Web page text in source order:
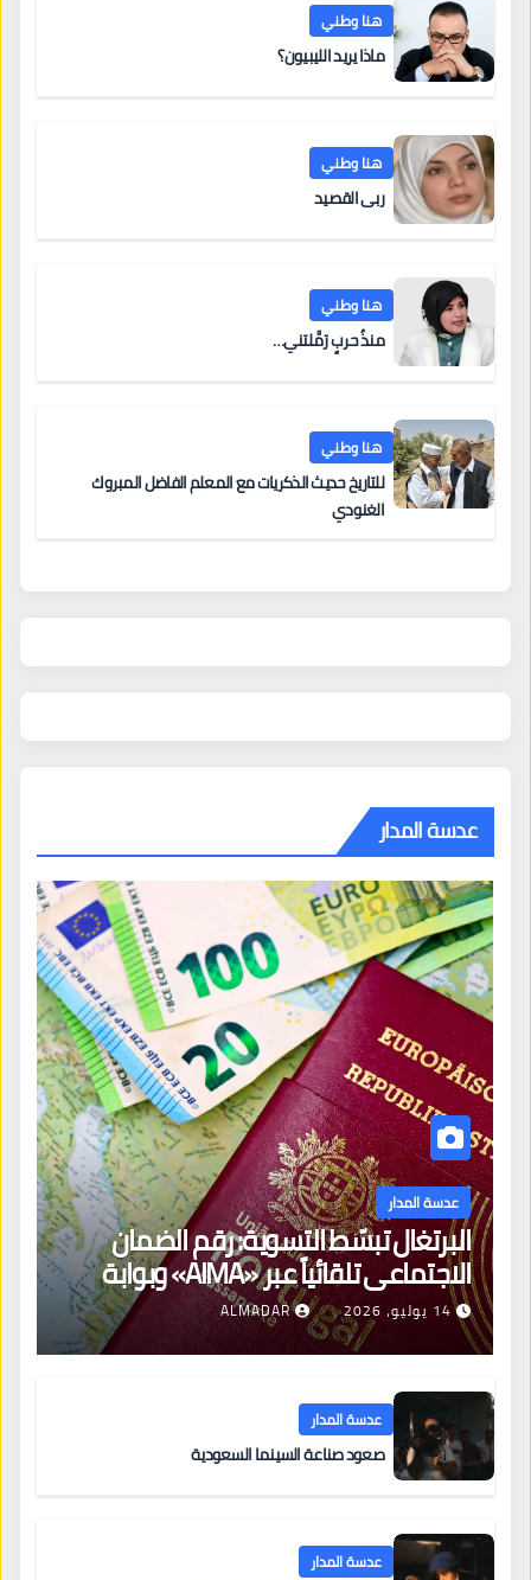
هنا وطني
ماذا يريد الليبيون؟
هنا وطني
ربى القصيد
هنا وطني
منذُ حربٍ رَمَّلتني…
هنا وطني
للتاريخ حديث الذكريات مع المعلم الفاضل المبروك
الغنودي
عدسة المدار
عدسة المدار
البرتغال تبسّط التسوية: رقم الضمان
الاجتماعي تلقائياً عبر «AIMA» وبوابة
جديدة لتجديد الإقامات
14 يوليو، 2026 ALMADAR
عدسة المدار
صعود صناعة السينما السعودية
عدسة المدار